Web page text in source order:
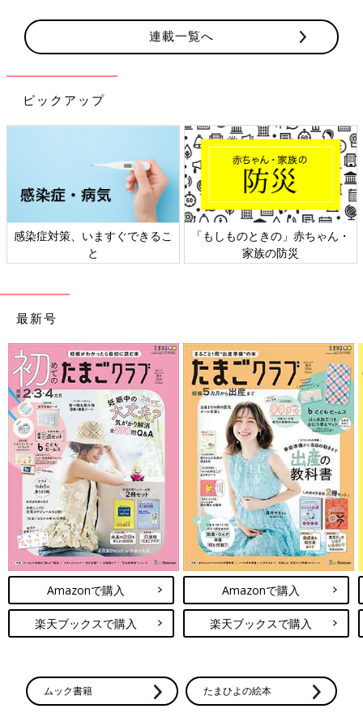
たとえば｢得意なサッカーの能力を伸ばしたい｣と考えているな
ら、集中的に行うことで、脳の運動にかかわる領域に刺激が与え
られ、才能は伸びていきます。それにより、子どもに自信がつ
ですが、歌を歌う、絵を描くなど、ほかのことも楽しみながら、
得意なことを伸ばしていくほうが、さまざまな能力が身について
いきます。発育・発達に合わせて、特定の才能を伸ばしながら、
いろいろな能力をバランスよくつけていくことがおすすめです。
何歳でどんな能力を伸ばしてあげるといい？
脳の中では、よく使う道はしっかりした道に、使わない道は壊さ
れるという“工事”が行われますが、そのタイミングは脳の領域で
さまざまです。より効果的に才能を伸ばしたいなら、工事のタイ
ミングに合わせて準備するのがベター。
1～2才代は母国語、3～5才代は音楽や運動、8～10才代は英語の
才能を伸ばしてあげると、脳は最大限に発達し、効率よく力がつ
くといわれています。ただし、その年代を過ぎてから進めても、
才能は伸びるので安心を。子どもの年齢と伸びる力の目安は以下
のとおりです。
【０カ月～１才代】笑顔で話しかけ、スキンシップをして親子の
愛着関係を築く時期
【2才～】自分と外の世界の区別ができ、好奇心が伸びるので、
いろいろな世界を見せてあげて
連載一覧へ
ピックアップ
感染症対策、いますぐできるこ
と
「もしものときの」赤ちゃん・
家族の防災
最新号
Amazonで購入
楽天ブックスで購入
Amazonで購入
楽天ブックスで購入
ムック書籍 たまひよの絵本